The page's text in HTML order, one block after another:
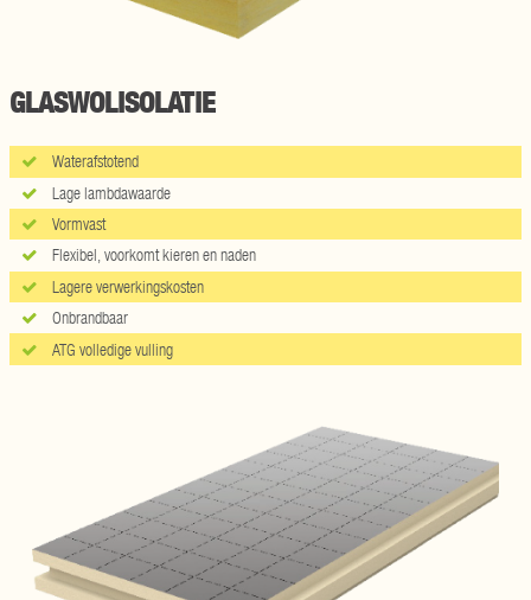
GLASWOLISOLATIE
Waterafstotend
Lage lambdawaarde
Vormvast
Flexibel, voorkomt kieren en naden
Lagere verwerkingskosten
Onbrandbaar
ATG volledige vulling